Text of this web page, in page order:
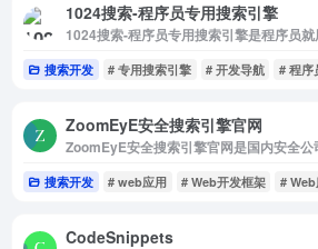
1024搜索-程序员专用搜索引擎
搜索开发 # 专用搜索引擎 # 开发导航 # 程序
ZoomEyE安全搜索引擎官网
搜索开发 # web应用 # Web开发框架 #
CodeSnippets